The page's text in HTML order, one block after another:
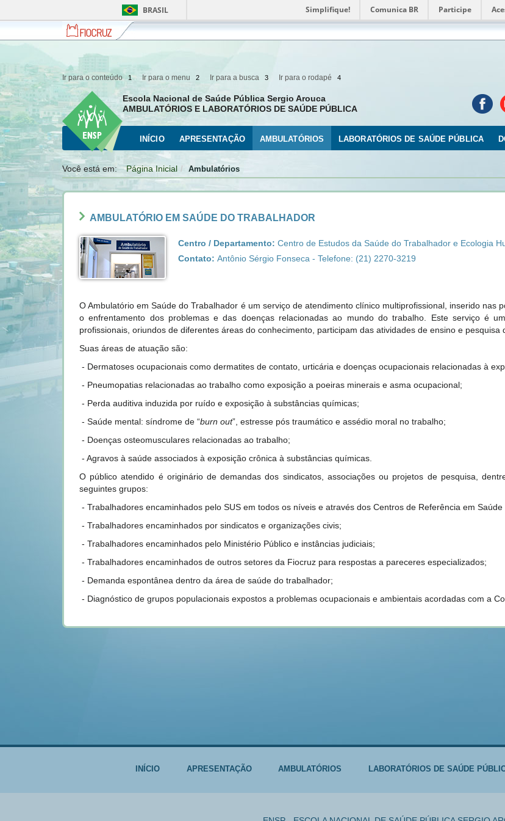
BRASIL Simplifique! Comunica BR Participe
Fiocruz
Fale
com
Ir para o conteúdo 1 Ir para o menu 2 Ir para a busca 3 Ir para o rodapé 4
Escola Nacional de Saúde Pública Sergio Arouca
AMBULATÓRIOS E LABORATÓRIOS DE SAÚDE PÚBLICA
INÍCIO APRESENTAÇÃO AMBULATÓRIOS LABORATÓRIOS DE SAÚDE PÚBLICA
Você está em: Página Inicial Ambulatórios
AMBULATÓRIO EM SAÚDE DO TRABALHADOR
Centro / Departamento: Centro de Estudos da Saúde do Trabalhador e Ecologia
Contato: Antônio Sérgio Fonseca - Telefone: (21) 2270-3219
O Ambulatório em Saúde do Trabalhador é um serviço de atendimento clínico multiprofissional, inserido nas
o enfrentamento dos problemas e das doenças relacionadas ao mundo do trabalho. Este serviço é
profissionais, oriundos de diferentes áreas do conhecimento, participam das atividades de ensino e pesquisa
Suas áreas de atuação são:
- Dermatoses ocupacionais como dermatites de contato, urticária e doenças ocupacionais relacionadas à
- Pneumopatias relacionadas ao trabalho como exposição a poeiras minerais e asma ocupacional;
- Perda auditiva induzida por ruído e exposição à substâncias químicas;
- Saúde mental: síndrome de “burn out”, estresse pós traumático e assédio moral no trabalho;
- Doenças osteomusculares relacionadas ao trabalho;
- Agravos à saúde associados à exposição crônica à substâncias químicas.
O público atendido é originário de demandas dos sindicatos, associações ou projetos de pesquisa,
seguintes grupos:
- Trabalhadores encaminhados pelo SUS em todos os níveis e através dos Centros de Referência em
- Trabalhadores encaminhados por sindicatos e organizações civis;
- Trabalhadores encaminhados pelo Ministério Público e instâncias judiciais;
- Trabalhadores encaminhados de outros setores da Fiocruz para respostas a pareceres especializados;
- Demanda espontânea dentro da área de saúde do trabalhador;
- Diagnóstico de grupos populacionais expostos a problemas ocupacionais e ambientais acordadas com a
INÍCIO APRESENTAÇÃO AMBULATÓRIOS LABORATÓRIOS DE SAÚDE